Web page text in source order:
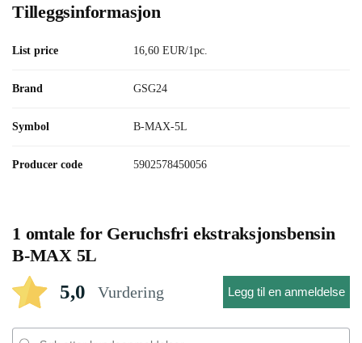
Tilleggsinformasjon
List price 16,60 EUR/1pc.
Brand GSG24
Symbol B-MAX-5L
Producer code 5902578450056
1 omtale for Geruchsfri ekstraksjonsbensin
B-MAX 5L
5,0 Vurdering Legg til en anmeldelse